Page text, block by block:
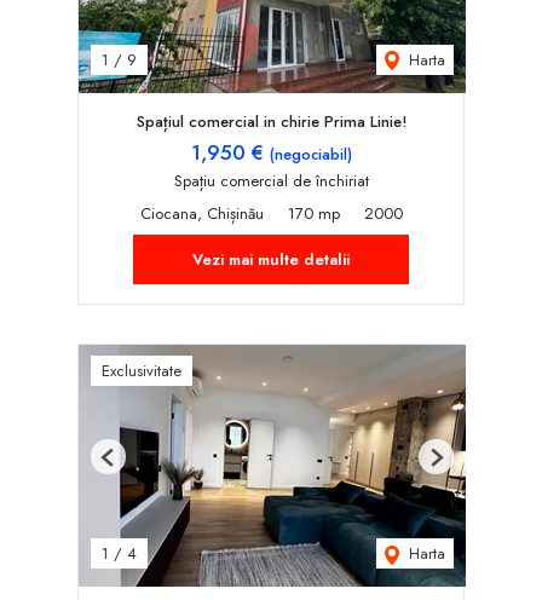
1 / 9 Harta
Spațiul comercial in chirie Prima Linie!
1,950 € (negociabil)
Spațiu comercial de închiriat
Ciocana, Chișinău
170 mp
2000
Vezi mai multe detalii
Exclusivitate
1 / 4 Harta
Previous Next